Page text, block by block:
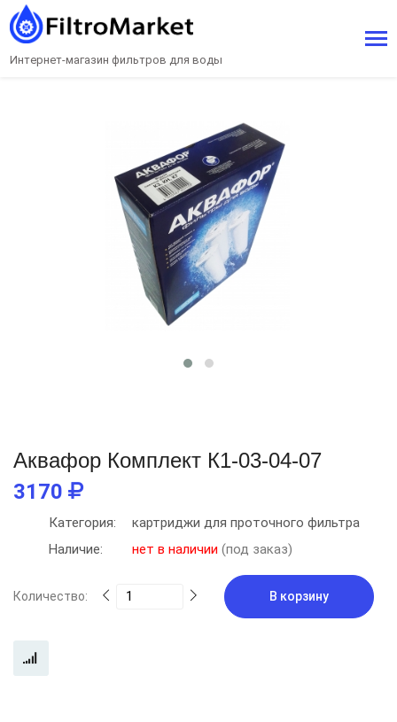
Интернет-магазин фильтров для воды
Аквафор Комплект К1-03-04-07
3170
Категория:
картриджи для проточного фильтра
Наличие:
нет в наличии (под заказ)
Количество: В корзину